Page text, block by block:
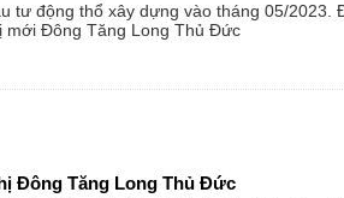
tư động thổ xây dựng vào tháng 05/2023.
mới Đông Tăng Long Thủ Đức
Đông Tăng Long Thủ Đức